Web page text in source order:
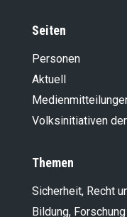
Seiten
Personen
Aktuell
Volksinitiativen
Themen
Sicherheit, Recht
Bildung,